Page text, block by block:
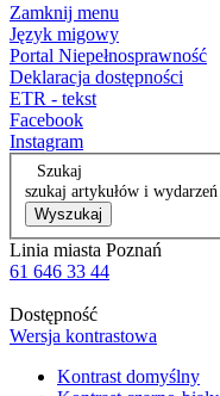
Zamknij menu
Język migowy
Portal Niepełnosprawność
Deklaracja dostępności
ETR - tekst
Facebook
Instagram
Szukaj
szukaj artykułów i wydarzeń
Wyszukaj
Linia miasta Poznań
61 646 33 44
Dostępność
Wersja kontrastowa
Kontrast domyślny